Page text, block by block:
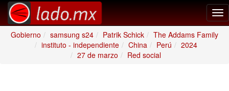
Gobierno
samsung s24 Patrik Schick
The Addams Family
instituto - independiente
China Perú
2024
27 de marzo
Red social